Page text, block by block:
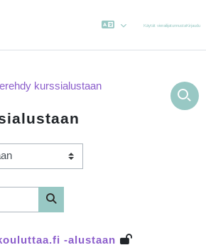
Käytät vierailijatunnustaKirjaudu
kurssialustaan
Etsi kursseja
-alustaan